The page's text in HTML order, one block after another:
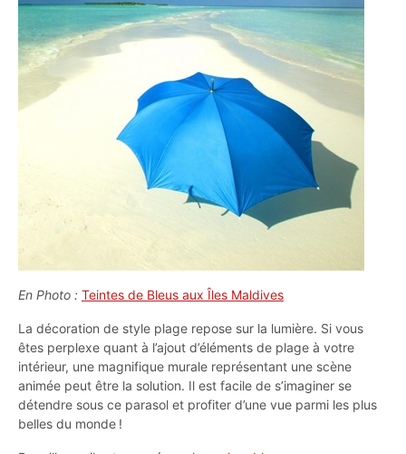
En Photo : Teintes de Bleus aux Îles Maldives
La décoration de style plage repose sur la lumière. Si vous
êtes perplexe quant à l’ajout d’éléments de plage à votre
intérieur, une magnifique murale représentant une scène
animée peut être la solution. Il est facile de s’imaginer se
détendre sous ce parasol et profiter d’une vue parmi les plus
belles du monde !